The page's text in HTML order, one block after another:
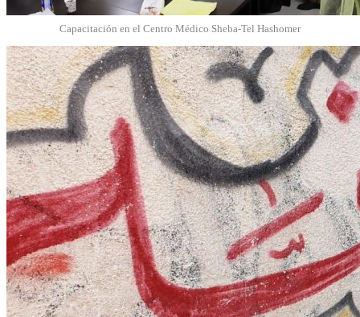
Capacitación en el Centro Médico Sheba-Tel Hashomer